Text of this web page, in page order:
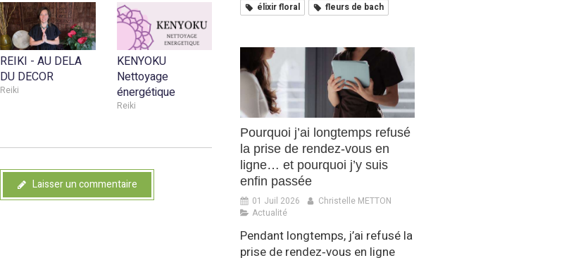
REIKI - AU DELA
DU DECOR
Reiki
KENYOKU
Nettoyage
énergétique
Reiki
Laisser un commentaire
élixir floral
fleurs de bach
Pourquoi j’ai longtemps refusé
la prise de rendez‑vous en
ligne… et pourquoi j’y suis
enfin passée
01 Juil 2026
Christelle METTON
Actualité
Pendant longtemps, j’ai refusé la
prise de rendez‑vous en ligne